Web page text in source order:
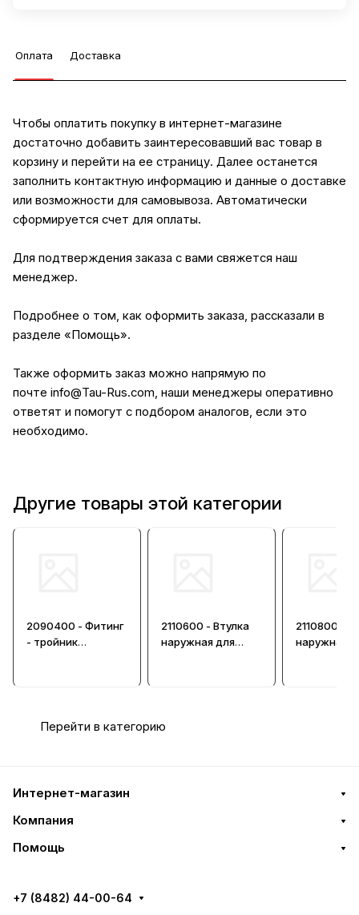
Оплата Доставка
Чтобы оплатить покупку в интернет-магазине
достаточно добавить заинтересовавший вас товар в
корзину и перейти на ее страницу. Далее останется
заполнить контактную информацию и данные о доставке
или возможности для самовывоза. Автоматически
сформируется счет для оплаты.
Для подтверждения заказа с вами свяжется наш
менеджер.
Подробнее о том, как оформить заказа, рассказали в
разделе «Помощь».
Также оформить заказ можно напрямую по
почте info@Tau-Rus.com, наши менеджеры оперативно
ответят и помогут с подбором аналогов, если это
необходимо.
Другие товары этой категории
2090400 - Фитинг
- тройник
2110600 - Втулка
наружная для
2110800 -
наружная
Перейти в категорию
Интернет-магазин
Компания
Помощь
+7 (8482) 44-00-64